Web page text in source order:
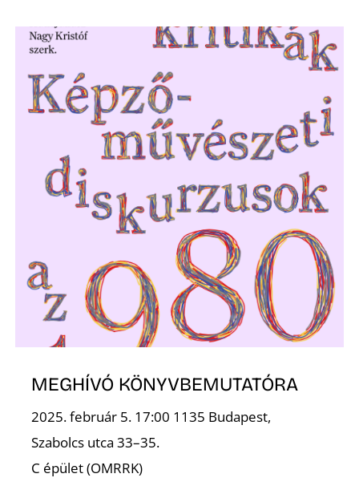
MEGHÍVÓ KÖNYVBEMUTATÓRA
2025. február 5. 17:00 1135 Budapest,
Szabolcs utca 33–35.
C épület (OMRRK)